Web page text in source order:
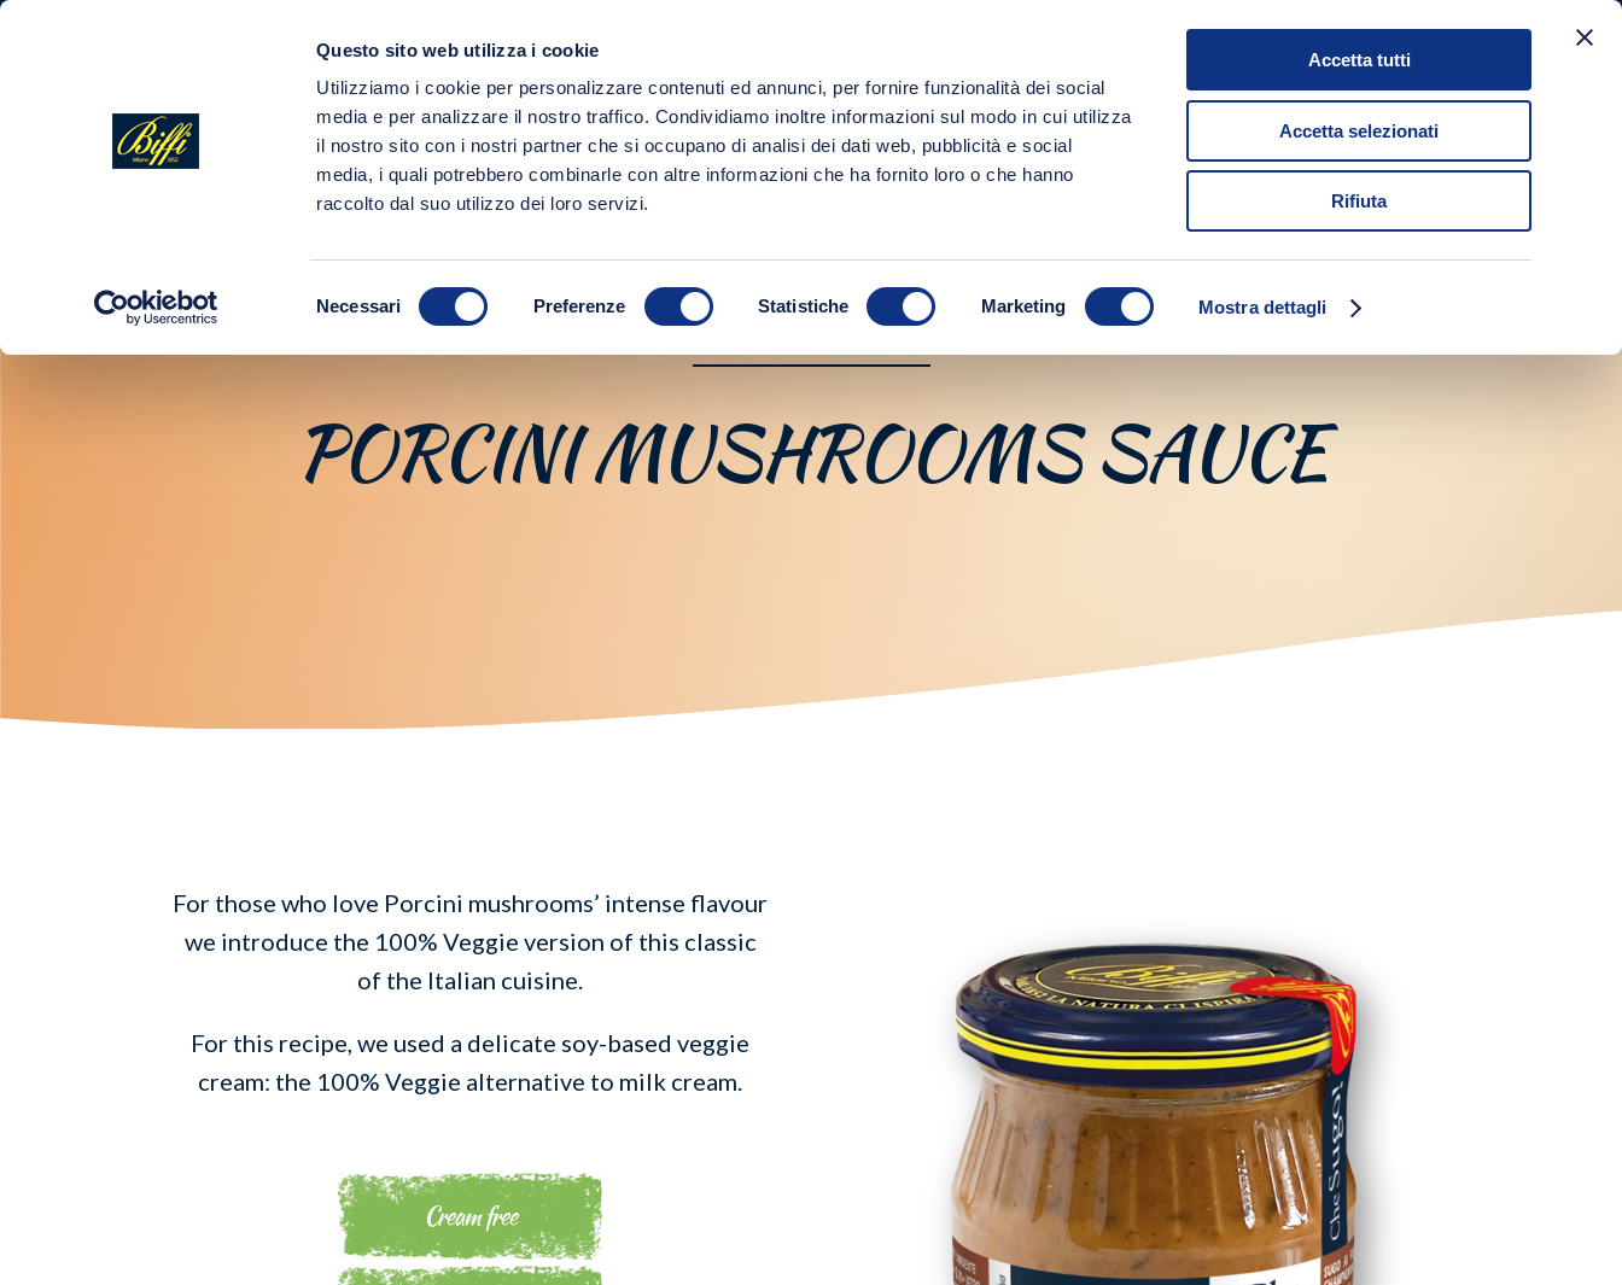
Questo sito web utilizza i cookie
Utilizziamo i cookie per personalizzare contenuti ed annunci, per fornire funzionalità dei social
media e per analizzare il nostro traffico. Condividiamo inoltre informazioni sul modo in cui utilizza
il nostro sito con i nostri partner che si occupano di analisi dei dati web, pubblicità e social
media, i quali potrebbero combinarle con altre informazioni che ha fornito loro o che hanno
raccolto dal suo utilizzo dei loro servizi.
Necessari Preferenze Statistiche Marketing Mostra dettagli
Accetta tutti
Accetta selezionati
Rifiuta
COMPANY PRODUCTS GET IN TOUCH
IT
PASTA SAUCES
PORCINI MUSHROOMS SAUCE
For those who love Porcini mushrooms’ intense flavour
we introduce the 100% Veggie version of this classic
of the Italian cuisine.
For this recipe, we used a delicate soy-based veggie
cream: the 100% Veggie alternative to milk cream.
Cream free